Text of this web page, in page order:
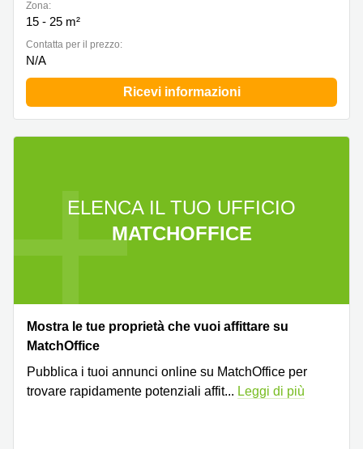
Zona:
15 - 25 m²
Сontatta per il prezzo:
N/A
Ricevi informazioni
ELENCA IL TUO UFFICIO
MATCHOFFICE
Mostra le tue proprietà che vuoi affittare su
MatchOffice
Pubblica i tuoi annunci online su MatchOffice per
trovare rapidamente potenziali affit... Leggi di più